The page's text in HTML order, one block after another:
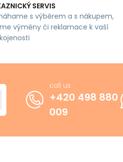
SERVIS
s výběrem a s nákupem,
výměny či reklamace k vaší
call us
+420 498 880
009